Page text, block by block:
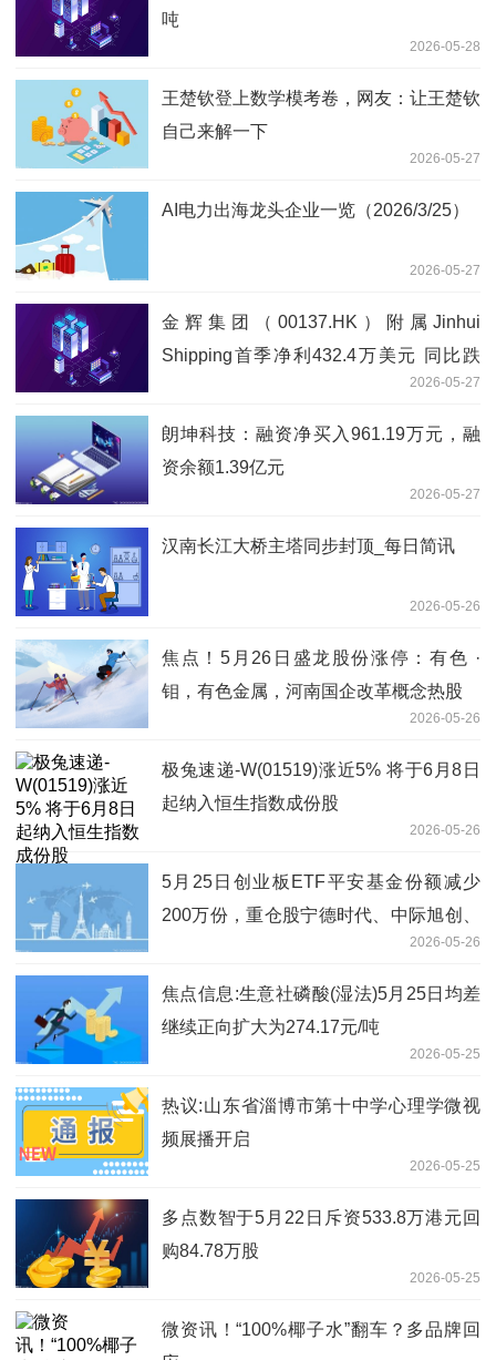
吨
2026-05-28
王楚钦登上数学模考卷，网友：让王楚钦
自己来解一下
2026-05-27
AI电力出海龙头企业一览（2026/3/25）
2026-05-27
金辉集团（00137.HK）附属Jinhui
Shipping首季净利432.4万美元 同比跌
2026-05-27
朗坤科技：融资净买入961.19万元，融
资余额1.39亿元
2026-05-27
汉南长江大桥主塔同步封顶_每日简讯
2026-05-26
焦点！5月26日盛龙股份涨停：有色 ·
钼，有色金属，河南国企改革概念热股
2026-05-26
极兔速递-W(01519)涨近5% 将于6月8日
起纳入恒生指数成份股
2026-05-26
5月25日创业板ETF平安基金份额减少
200万份，重仓股宁德时代、中际旭创、
2026-05-26
焦点信息:生意社磷酸(湿法)5月25日均差
继续正向扩大为274.17元/吨
2026-05-25
热议:山东省淄博市第十中学心理学微视
频展播开启
2026-05-25
多点数智于5月22日斥资533.8万港元回
购84.78万股
2026-05-25
微资讯！“100%椰子水”翻车？多品牌回